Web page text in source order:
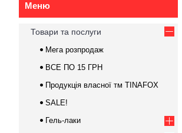
Товари та послуги
Мега розпродаж
ВСЕ ПО 15 ГРН
Продукція власної тм TINAFOX
SALE!
Гель-лаки